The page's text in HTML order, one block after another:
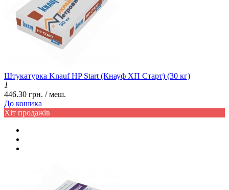
Штукатурка Knauf HP Start (Кнауф ХП Старт) (30 кг)
1
446.30 грн. / меш.
До кошика
Хіт продажів